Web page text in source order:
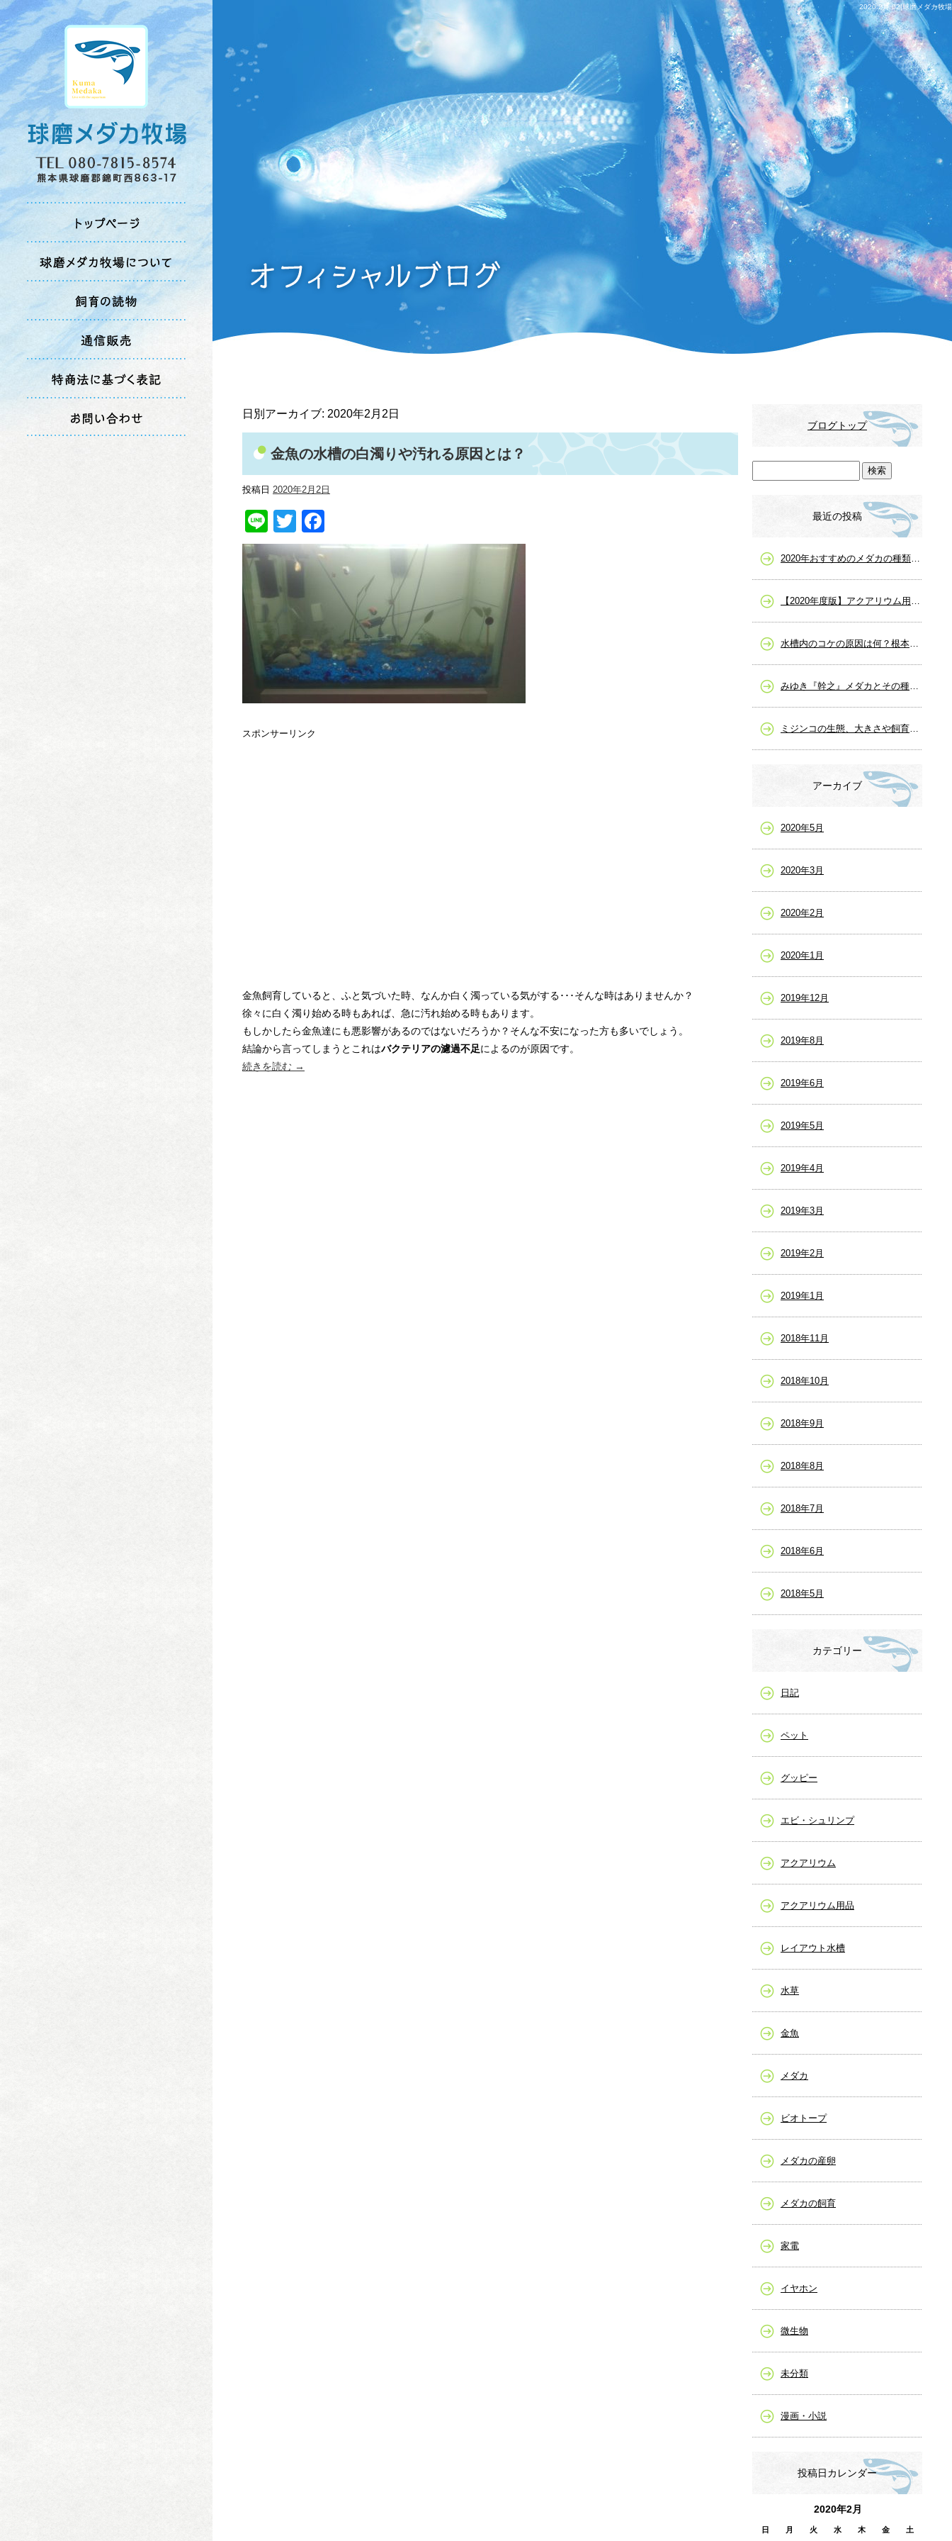
2020 2月 02|球磨メダカ牧場
日別アーカイブ: 2020年2月2日
金魚の水槽の白濁りや汚れる原因とは？
投稿日 2020年2月2日
LineTwitter
スポンサーリンク
金魚飼育していると、ふと気づいた時、なんか白く濁っている気がする･･･そんな時はありませんか？
徐々に白く濁り始める時もあれば、急に汚れ始める時もあります。
もしかしたら金魚達にも悪影響があるのではないだろうか？そんな不安になった方も多いでしょう。
結論から言ってしまうとこれはバクテリアの濾過不足によるのが原因です。
続きを読む →
ブログトップ
最近の投稿
2020年おすすめのメダカの種類一覧、人気や高級メダカまで
【2020年度版】アクアリウム用品の選び方を詳しく解説
水槽内のコケの原因は何？根本的な解決策と除去の仕方
みゆき『幹之』メダカとその種類、販売など
ミジンコの生態、大きさや飼育から繁殖まで
アーカイブ
2020年5月
2020年3月
2020年2月
2020年1月
2019年12月
2019年8月
2019年6月
2019年5月
2019年4月
2019年3月
2019年2月
2019年1月
2018年11月
2018年10月
2018年9月
2018年8月
2018年7月
2018年6月
2018年5月
カテゴリー
日記
ペット
グッピー
エビ・シュリンプ
アクアリウム
アクアリウム用品
レイアウト水槽
水草
金魚
メダカ
ビオトープ
メダカの産卵
メダカの飼育
家電
イヤホン
微生物
未分類
漫画・小説
投稿日カレンダー
2020年2月
日 月 火 水 木 金 土